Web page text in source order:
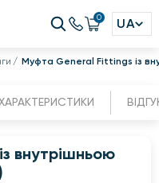
0 UA
Муфта General Fittings із
внутрішньою